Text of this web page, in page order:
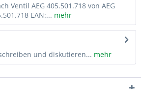
Ventil AEG 405.501.718 von AEG
EAN:... mehr
und diskutieren... mehr